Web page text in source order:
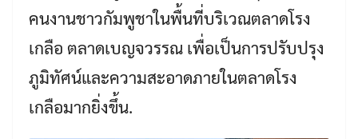
คนงานชาวกัมพูชาในพื้นที่บริเวณตลาดโรง
เกลือ ตลาดเบญจวรรณ เพื่อเป็นการปรับปรุง
ภูมิทัศน์และความสะอาดภายในตลาดโรง
เกลือมากยิ่งขึ้น.